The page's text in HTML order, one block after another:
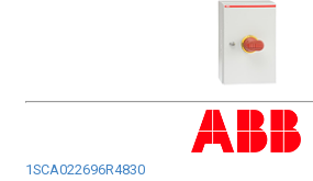
1SCA022696R4830